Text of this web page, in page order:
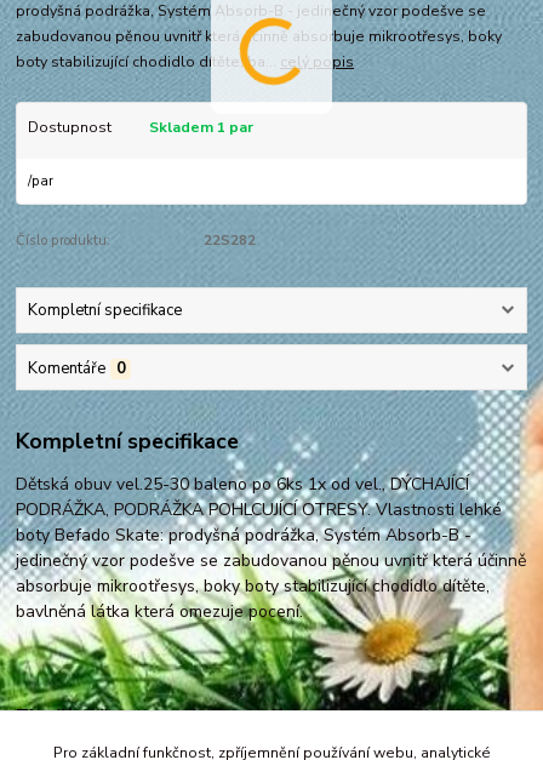
prodyšná podrážka, Systém Absorb-B - jedinečný vzor podešve se
zabudovanou pěnou uvnitř která účinně absorbuje mikrootřesys, boky
boty stabilizující chodidlo dítěte, ba... celý popis
Dostupnost Skladem 1 par
/par
Číslo produktu: 22S282
Kompletní specifikace
Komentáře 0
Kompletní specifikace
Dětská obuv vel.25-30 baleno po 6ks 1x od vel., DÝCHAJÍCÍ
PODRÁŽKA, PODRÁŽKA POHLCUJÍCÍ OTRESY. Vlastnosti lehké
boty Befado Skate: prodyšná podrážka, Systém Absorb-B -
jedinečný vzor podešve se zabudovanou pěnou uvnitř která účinně
absorbuje mikrootřesys, boky boty stabilizující chodidlo dítěte,
bavlněná látka která omezuje pocení.
Zboží zařazeno v kategoriích
Pro základní funkčnost, zpříjemnění používání webu, analytické